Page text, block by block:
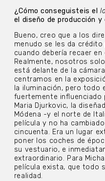
¿Cómo conseguisteis el
el diseño de producción
Bueno, creo que a los
menudo se les da crédito
cuando debería recaer
Realmente, nosotros
está delante de la
centramos en la
la iluminación, pero todo
fuertemente influenciado
Maria Djurkovic, la
Módena -y el norte de
película y no ha
cincuenta. Era un lugar
poner los coches de
su vestuario, e
extraordinario. Para
película exista, que todo
realidad.